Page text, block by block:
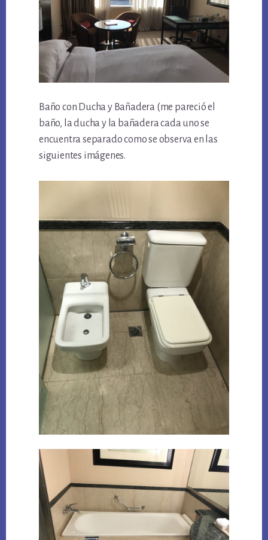
Baño con Ducha y Bañadera (me pareció el
baño, la ducha y la bañadera cada uno se
encuentra separado como se observa en las
siguientes imágenes.